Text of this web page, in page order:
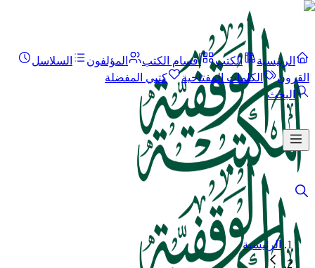
الرئيسية الكتب أقسام الكتب المؤلفون
السلاسل
القرون
الكلمات المفتاحية
كتبي المفضلة
البحث
الرئيسية